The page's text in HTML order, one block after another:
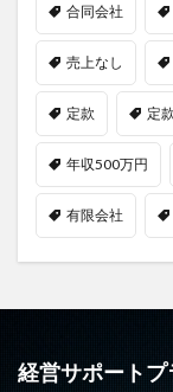
合同会社
売上なし
定款 定
年収500万円
有限会社
経営サポート